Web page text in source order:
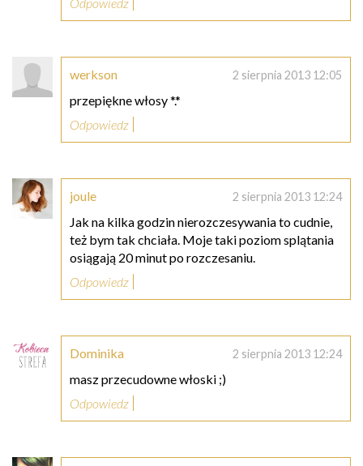
werkson 2 sierpnia 2013 12:05
przepiękne włosy *.*
Odpowiedz
joule 2 sierpnia 2013 12:24
Jak na kilka godzin nierozczesywania to cudnie,
też bym tak chciała. Moje taki poziom splątania
osiągają 20 minut po rozczesaniu.
Odpowiedz
Dominika 2 sierpnia 2013 12:24
masz przecudowne włoski ;)
Odpowiedz